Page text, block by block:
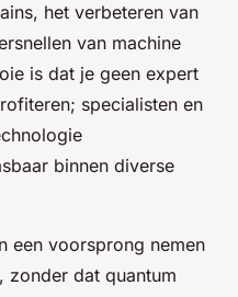
het verbeteren van
van machine
is dat je geen expert
specialisten en
binnen diverse
een voorsprong nemen
zonder dat quantum